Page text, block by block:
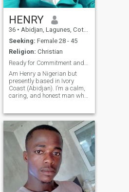
HENRY
36 • Abidjan, Lagunes, Cote d'Ivoire
Seeking: Female 28 - 45
Religion: Christian
Am Henry a Nigerian but
presently based in Ivory
Coast (Abidjan). I’m a calm,
caring, and honest man who
believe a strong relationship
is built on trust, friendship,
and understanding. I’m here
for some